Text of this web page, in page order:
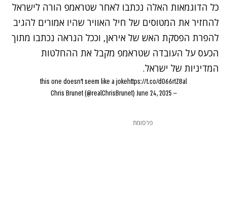
כל הדוגמאות האלה נכתבו לאחר שטראמפ הורה לישראל
להחזיר את המטוסים של חיל האוויר שהיו אמורים להגיב
להפרת הפסקת האש של איראן, וככל הנראה נכתבו מתוך
הכעס על העובדה שטראמפ מקבל את ההחלטות
המדיניות של ישראל.
this one doesn't seem like a jokehttps://t.co/d066rtZ8al
— Chris Brunet (@realChrisBrunet)
June 24, 2025
פרסומת